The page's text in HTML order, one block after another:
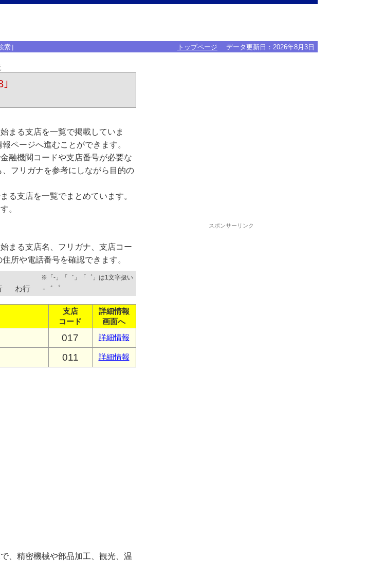
］ トップページ データ更新日： 2026年8月3日
まる支店を一覧で掲載していま
ページへ進むことができます。
融機関コードや支店番号が必要な
フリガナを参考にしながら目的の
る支店を一覧でまとめています。
。
まる支店名、フリガナ、支店コー
所や電話番号を確認できます。
※「-」「゛」「゜」は1文字扱い
わ行 -゛゜
支店
コード
詳細情報
画面へ
017 詳細情報
011 詳細情報
、精密機械や部品加工、観光、温
スポンサーリンク